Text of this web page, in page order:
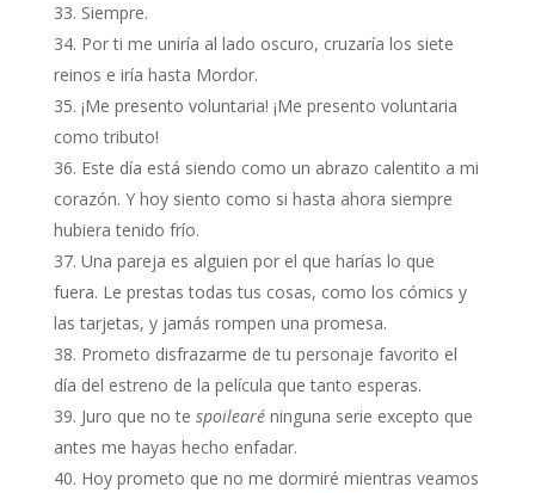
Siempre.
Por ti me uniría al lado oscuro, cruzaría los siete
reinos e iría hasta Mordor.
¡Me presento voluntaria! ¡Me presento voluntaria
como tributo!
Este día está siendo como un abrazo calentito a mi
corazón. Y hoy siento como si hasta ahora siempre
hubiera tenido frío.
Una pareja es alguien por el que harías lo que
fuera. Le prestas todas tus cosas, como los cómics y
las tarjetas, y jamás rompen una promesa.
Prometo disfrazarme de tu personaje favorito el
día del estreno de la película que tanto esperas.
Juro que no te spoilearé ninguna serie excepto que
antes me hayas hecho enfadar.
Hoy prometo que no me dormiré mientras veamos